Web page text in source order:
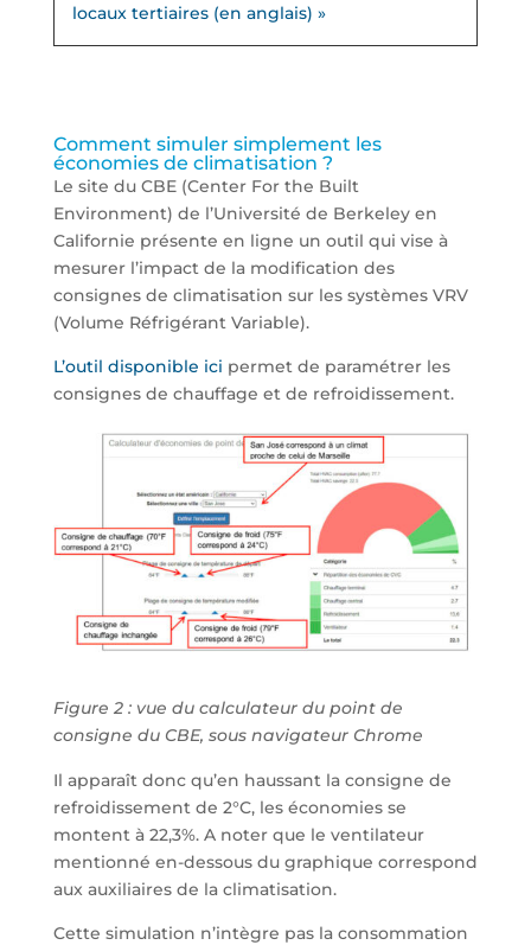
locaux tertiaires (en anglais) »
Comment simuler simplement les
économies de climatisation ?
Le site du CBE (Center For the Built
Environment) de l’Université de Berkeley en
Californie présente en ligne un outil qui vise à
mesurer l’impact de la modification des
consignes de climatisation sur les systèmes VRV
(Volume Réfrigérant Variable).
L’outil disponible ici permet de paramétrer les
consignes de chauffage et de refroidissement.
Figure 2 : vue du calculateur du point de
consigne du CBE, sous navigateur Chrome
Il apparaît donc qu’en haussant la consigne de
refroidissement de 2°C, les économies se
montent à 22,3%. A noter que le ventilateur
mentionné en-dessous du graphique correspond
aux auxiliaires de la climatisation.
Cette simulation n’intègre pas la consommation